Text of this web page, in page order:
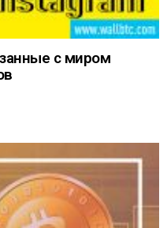
с миром